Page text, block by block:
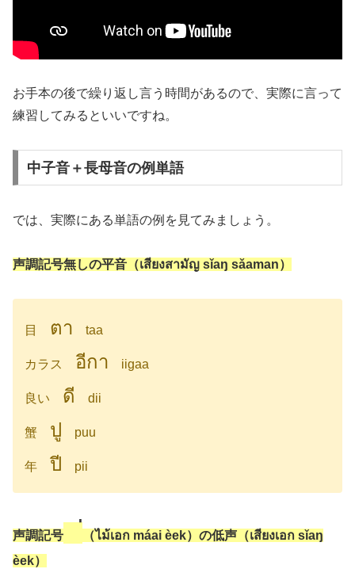
お手本の後で繰り返し言う時間があるので、実際に言って
練習してみるといいですね。
中子音＋長母音の例単語
では、実際にある単語の例を見てみましょう。
声調記号無しの平音（เสียงสามัญ sǐaŋ sǎaman）
目 ตา taa
カラス อีกา iigaa
良い ดี dii
蟹 ปู puu
年 ปี pii
声調記号
（ไม้เอก máai èek）の低声（เสียงเอก sǐaŋ
èek）